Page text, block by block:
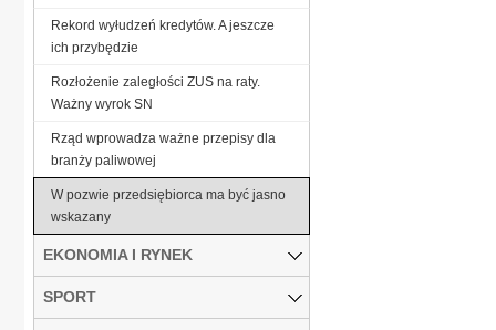
Rekord wyłudzeń kredytów. A jeszcze
ich przybędzie
Rozłożenie zaległości ZUS na raty.
Ważny wyrok SN
Rząd wprowadza ważne przepisy dla
branży paliwowej
W pozwie przedsiębiorca ma być jasno
wskazany
EKONOMIA I RYNEK
SPORT